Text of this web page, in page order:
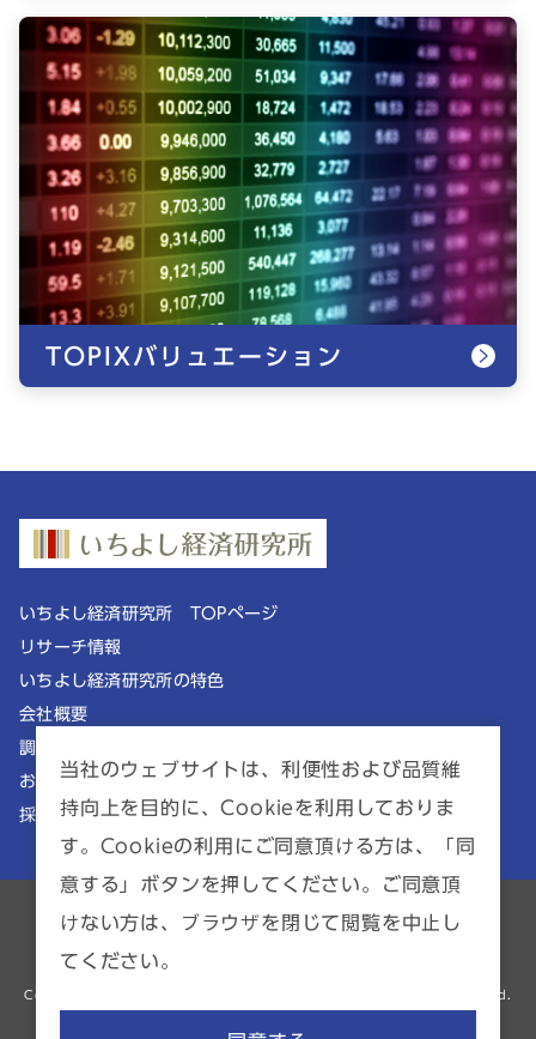
TOPIXバリュエーション
いちよし経済研究所 TOPページ
会社概要
調査理念
お知らせ
採用情報
いちよし経済研究所の特色
リサーチ情報
ポリシー一覧 サイトマップ
金融商品仲介業者 | 関東財務局長（金商）第2941号
Copyright © ICHIYOSHI RESEARCH INSTITUTE INC. All Rights Reserved.
当社のウェブサイトは、利便性および品質維
持向上を目的に、Cookieを利用しておりま
す。Cookieの利用にご同意頂ける方は、「同
意する」ボタンを押してください。ご同意頂
けない方は、ブラウザを閉じて閲覧を中止し
てください。